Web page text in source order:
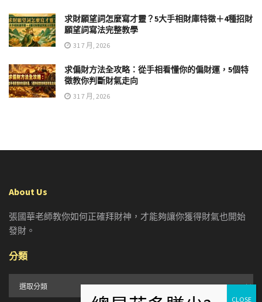
求財願望詞怎麼寫才靈？5大手相財庫特徵＋4種招財
願望詞寫法完整教學
31 7 月, 2026
求偏財方法全攻略：從手相看懂你的偏財運，5個特
徵教你判斷財氣走向
31 7 月, 2026
About Us
張國華老師教你如何正確拜財神，才能夠讓你獲得財氣也開始
發財。
分類